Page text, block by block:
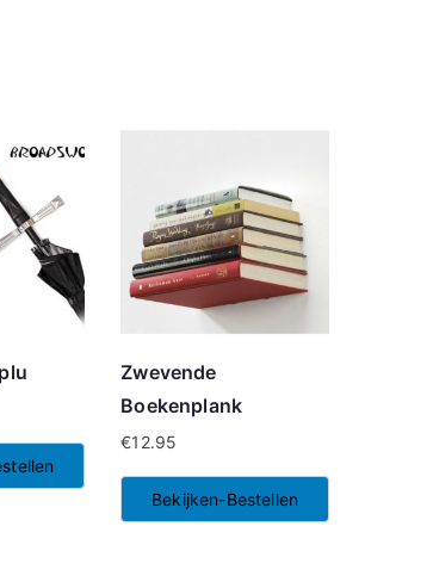
Zwevende
Boekenplank
€12.95
Bekijken-Bestellen